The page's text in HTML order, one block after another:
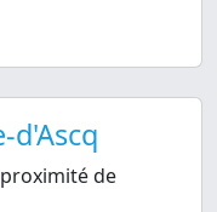
d'Ascq
de